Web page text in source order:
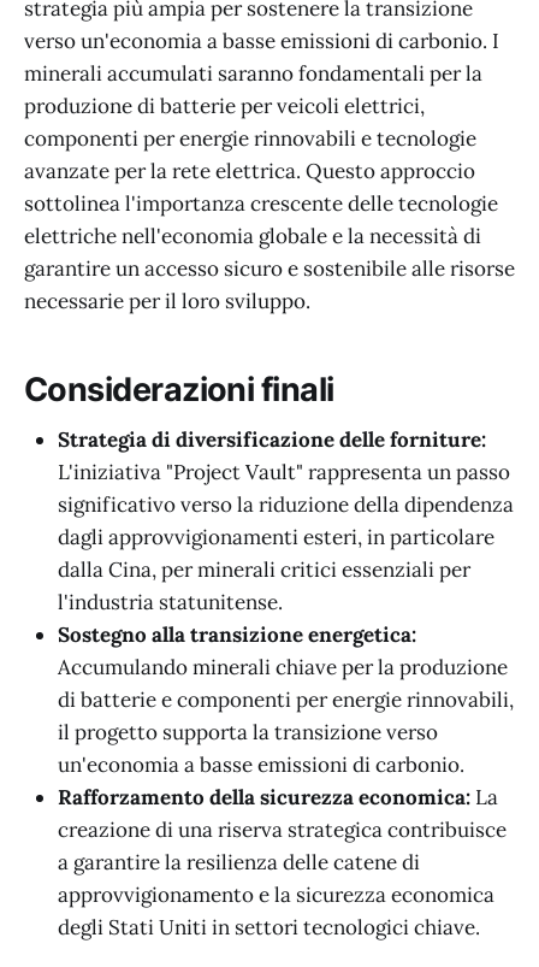
strategia più ampia per sostenere la transizione
verso un'economia a basse emissioni di carbonio. I
minerali accumulati saranno fondamentali per la
produzione di batterie per veicoli elettrici,
componenti per energie rinnovabili e tecnologie
avanzate per la rete elettrica. Questo approccio
sottolinea l'importanza crescente delle tecnologie
elettriche nell'economia globale e la necessità di
garantire un accesso sicuro e sostenibile alle risorse
necessarie per il loro sviluppo.
Considerazioni finali
Strategia di diversificazione delle forniture:
L'iniziativa "Project Vault" rappresenta un passo
significativo verso la riduzione della dipendenza
dagli approvvigionamenti esteri, in particolare
dalla Cina, per minerali critici essenziali per
l'industria statunitense.
Sostegno alla transizione energetica:
Accumulando minerali chiave per la produzione
di batterie e componenti per energie rinnovabili,
il progetto supporta la transizione verso
un'economia a basse emissioni di carbonio.
Rafforzamento della sicurezza economica: La
creazione di una riserva strategica contribuisce
a garantire la resilienza delle catene di
approvvigionamento e la sicurezza economica
degli Stati Uniti in settori tecnologici chiave.